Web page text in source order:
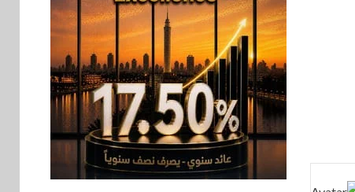
7 سوق وصلة
هواوي: هاتف nova 15
Max بطارية ضخمة
وتصميم متين جهازًا
مثاليًا للشباب
8
اقتصاد
إي اف چي فاينانس
تستعرض خطط نمو
«بلد» لتعزيز حضورها